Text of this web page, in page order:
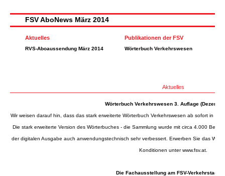
FSV AboNews März 2014
Aktuelles Publikationen der FSV
RVS-Aboaussendung März 2014 Wörterbuch Verkehrswesen
Aktuelles
Wörterbuch Verkehrswesen 3. Auflage
Wir weisen darauf hin, dass das stark erweiterte Wörterbuch Verkehrswesen ab sofort in
Die stark erweiterte Version des Wörterbuches - die Sammlung wurde mit circa 4.000
der digitalen Ausgabe auch anwendungstechnisch sehr verbessert. Erwerben Sie das
Konditionen unterwww.fsv.at
Die Fachausstellung am FSV-Verkehrstag